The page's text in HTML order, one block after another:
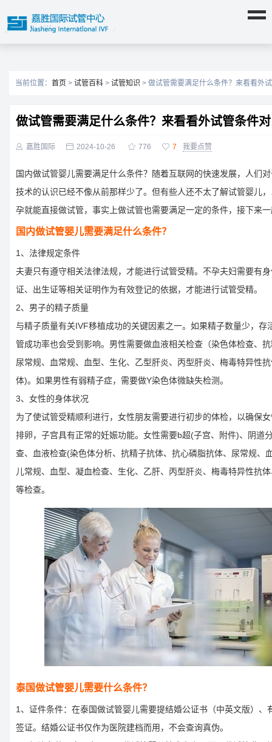
当前位置： 首页 > 试管百科 > 试管知识 > 做试管需要满足什么条件？来看看外
做试管需要满足什么条件？来看看外试管条件
 嘉胜国际  2024-10-26  776  7 我要点赞
国内做试管婴儿需要满足什么条件？随着互联网的快速发展，人们
技术的认识已经不像从前那样少了。但有些人还不太了解试管婴儿
孕就能直接做试管，事实上做试管也需要满足一定的条件，接下来
国内做试管婴儿需要满足什么条件？
1、法律规定条件
夫妻只有遵守相关法律法规，才能进行试管受精。不孕夫妇需要有
证、出生证等相关证明作为有效登记的依据，才能进行试管受精。
2、男子的精子质量
与精子质量有关IVF移植成功的关键因素之一。如果精子数量少，存
管成功率也会受到影响。男性需要做血液相关检查（染色体检查、
尿常规、血常规、血型、生化、乙型肝炎、丙型肝炎、梅毒特异性
体)。如果男性有弱精子症，需要做Y染色体微缺失检测。
3、女性的身体状况
为了使试管受精顺利进行，女性朋友需要进行初步的体检，以确保
排卵，子宫具有正常的妊娠功能。女性需要b超(子宫、附件)、阴道
查、血液检查(染色体分析、抗精子抗体、抗心磷脂抗体、尿常规、
儿常规、血型、凝血检查、生化、乙肝、丙型肝炎、梅毒特异性抗
等检查。
泰国做试管婴儿需要什么条件？
1、证件条件：在泰国做试管婴儿需要提结婚公证书（中英文版）、
签证。结婚公证书仅作为医院建档而用，不会查询真伪。